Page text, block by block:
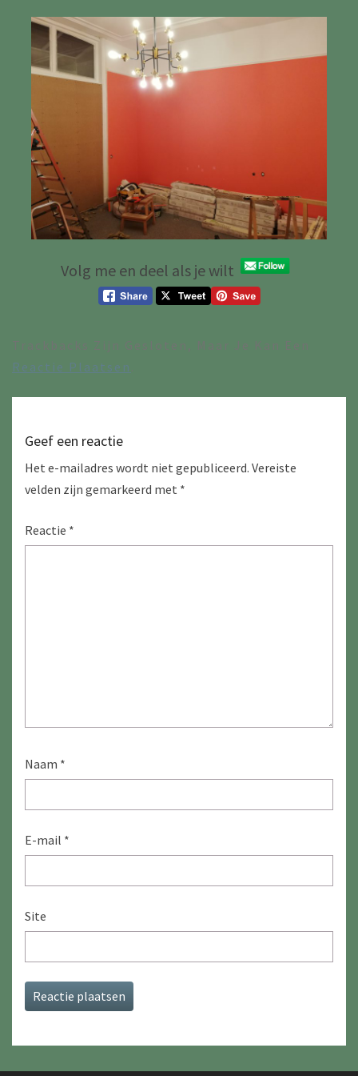
Volg me en deel als je wilt
Reactie Plaatsen
Geef een reactie
Het e-mailadres wordt niet gepubliceerd. Vereiste
velden zijn gemarkeerd met *
Reactie *
Naam *
E-mail *
Site